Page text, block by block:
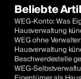
Beliebte
WEG-Konto: Was
Hausverwaltung
WEG ohne
Hausverwaltung
Beschwerdestelle
WEG-